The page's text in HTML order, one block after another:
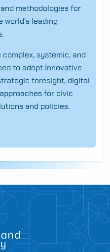
methodologies for
world’s leading
systemic, and
to adopt innovative
foresight, digital
for civic
and policies.